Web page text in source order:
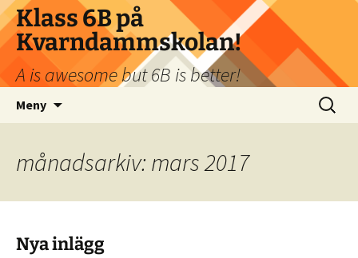
Klass 6B på
Kvarndammskolan!
A is awesome but 6B is better!
Meny
Sök
efter:
månadsarkiv: mars 2017
Nya inlägg